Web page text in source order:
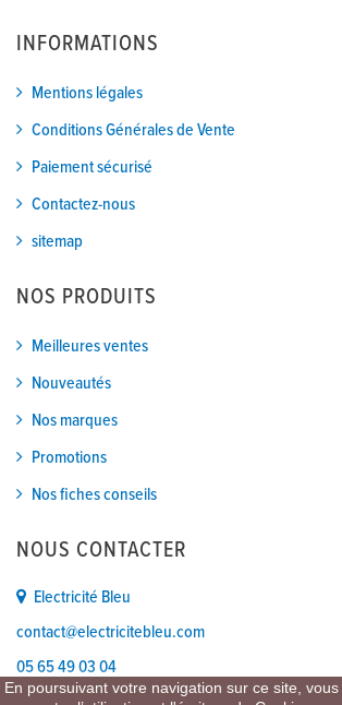
INFORMATIONS
Mentions légales
Conditions Générales de Vente
Paiement sécurisé
Contactez-nous
sitemap
NOS PRODUITS
Meilleures ventes
Nouveautés
Nos marques
Promotions
Nos fiches conseils
NOUS CONTACTER
Electricité Bleu
contact@electricitebleu.com
05 65 49 03 04
En poursuivant votre navigation sur ce site,